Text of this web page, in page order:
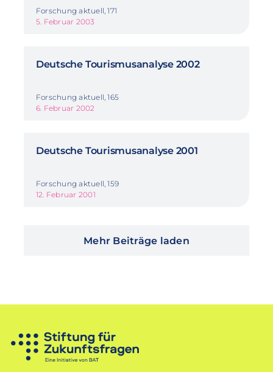
Forschung aktuell, 171
5. Februar 2003
Deutsche Tourismusanalyse 2002
Forschung aktuell, 165
6. Februar 2002
Deutsche Tourismusanalyse 2001
Forschung aktuell, 159
12. Februar 2001
Mehr Beiträge laden